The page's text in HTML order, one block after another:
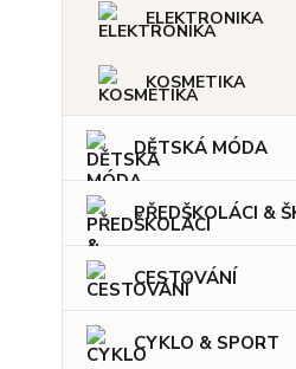
ELEKTRONIKA
KOSMETIKA
DĚTSKÁ MÓDA
PŘEDŠKOLÁCI &
CESTOVÁNÍ
CYKLO & SPORT